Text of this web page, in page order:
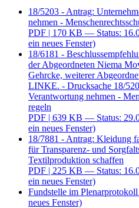
18/5203 - Antrag:
nehmen -
PDF | 170 KB — Status:
ein neues Fenster)
18/6181 -
der Abgeordneten Niema
Gehrcke, weiterer
LINKE. - Drucksache 18/
Verantwortung nehmen -
regeln
PDF | 639 KB — Status:
ein neues Fenster)
18/7881 - Antrag: Kleidung
für Transparenz- und
Textilproduktion schaffen
PDF | 225 KB — Status:
ein neues Fenster)
Fundstelle im Plenarprotokoll
neues Fenster)